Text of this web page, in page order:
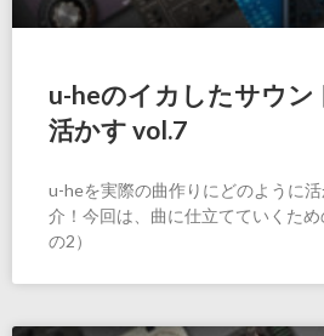
u-heのイカしたサウン
活かす vol.7
u-heを実際の曲作りにどのように
介！今回は、曲に仕立てていくた
の2）